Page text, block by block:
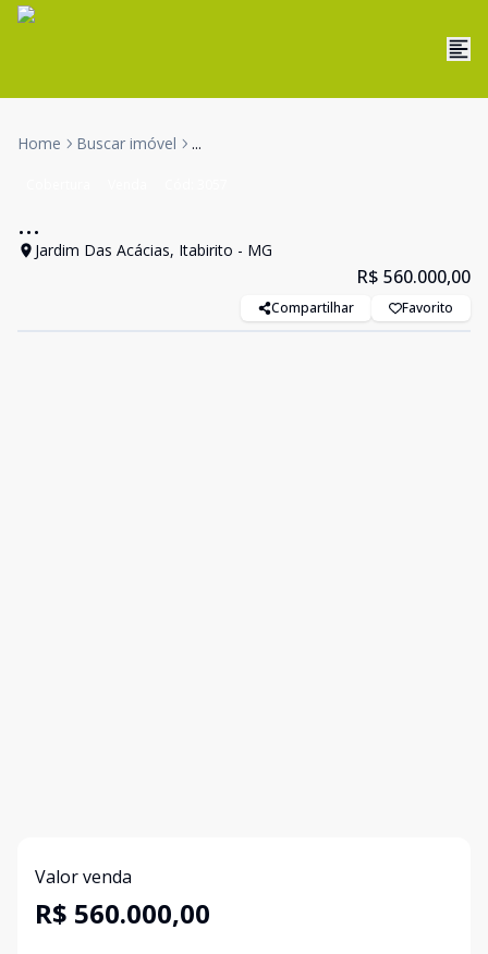
Home Buscar imóvel ...
...
Jardim Das Acácias, Itabirito - MG
R$ 560.000,00
Compartilhar Favorito
Valor venda
R$ 560.000,00